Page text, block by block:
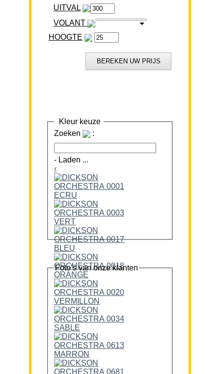
VOLANT
HOOGTE
Kleur keuze
Zoeken
:
- Laden ...
‹
Foto’s van onze klanten